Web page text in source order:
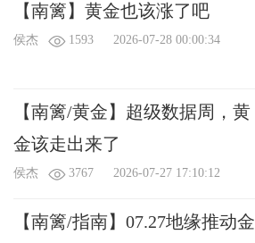
【南篱】黄金也该涨了吧
侯杰 1593 2026-07-28 00:00:34
【南篱/黄金】超级数据周，黄
金该走出来了
侯杰 3767 2026-07-27 17:10:12
【南篱/指南】07.27地缘推动金